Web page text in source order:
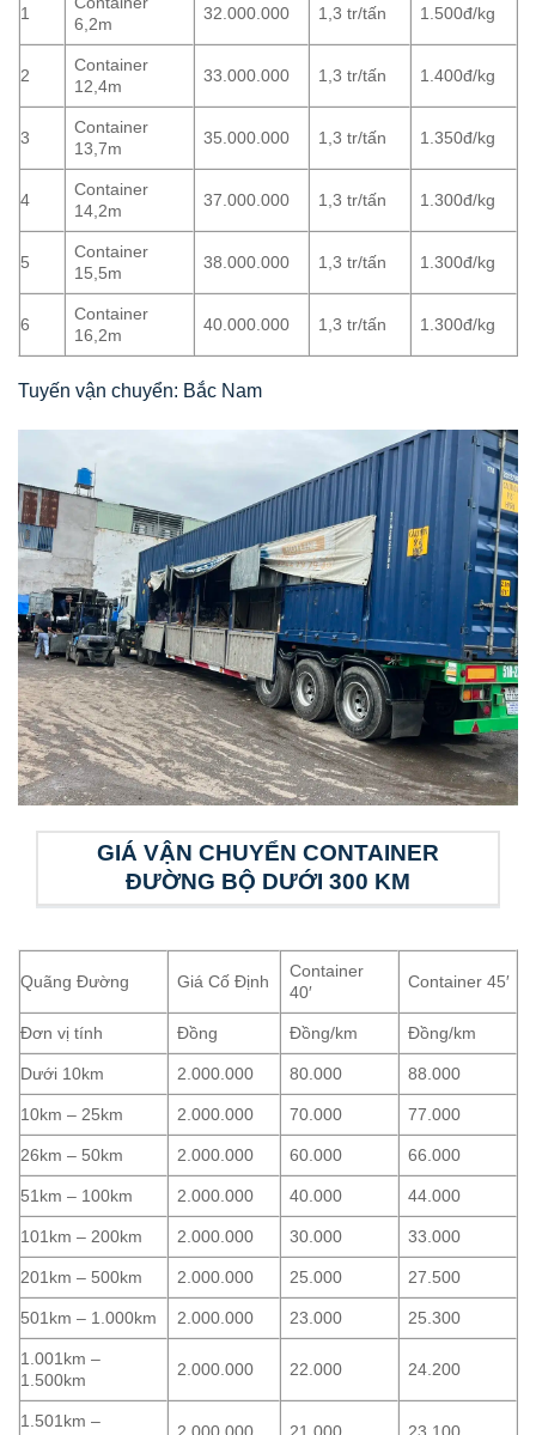
1
6,2m
32.000.000 1,3 tr/tấn 1.500đ/kg
2
Container
12,4m
33.000.000 1,3 tr/tấn 1.400đ/kg
3
Container
13,7m
35.000.000 1,3 tr/tấn 1.350đ/kg
4
Container
14,2m
37.000.000 1,3 tr/tấn 1.300đ/kg
5
Container
15,5m
38.000.000 1,3 tr/tấn 1.300đ/kg
6
Container
16,2m
40.000.000 1,3 tr/tấn 1.300đ/kg
Tuyến vận chuyển: Bắc Nam
GIÁ VẬN CHUYỂN CONTAINER
ĐƯỜNG BỘ DƯỚI 300 KM
Quãng Đường Giá Cố Định
Container
40′
Container 45′
Đơn vị tính Đồng Đồng/km Đồng/km
Dưới 10km 2.000.000 80.000 88.000
10km – 25km 2.000.000 70.000 77.000
26km – 50km 2.000.000 60.000 66.000
51km – 100km 2.000.000 40.000 44.000
101km – 200km 2.000.000 30.000 33.000
201km – 500km 2.000.000 25.000 27.500
501km – 1.000km 2.000.000 23.000 25.300
1.001km –
1.500km
2.000.000 22.000 24.200
1.501km –
2.000.000 21.000 23.100